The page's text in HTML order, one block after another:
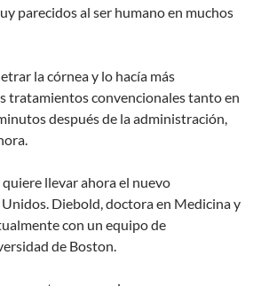
parecidos al ser humano en muchos
la córnea y lo hacía más
tratamientos convencionales tanto en
después de la administración,
llevar ahora el nuevo
Diebold, doctora en Medicina y
con un equipo de
de Boston.